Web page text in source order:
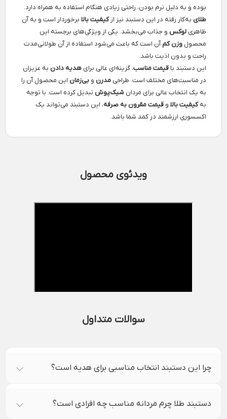
بوده و به دلیل نرم بودن، راحتی زیادی هنگام استفاده به همراه دارد.
طلای به‌کار رفته در این دستبند نیز ازکیفیت بالا برخوردار است و به آن
ظاهری لوکس و جذاب می‌بخشد. یکی از ویژگی‌های برجسته این
محصول وزن کمآن است که باعث می‌شود استفاده از آن طولانی‌مدت
راحت و بدون اذیت باشد.
این دستبند با قیمت مناسب، گزینه‌ای عالی برای هدیه دادن به عزیزان
در مناسبت‌های مختلف است. طراحی مدرن و بی‌زمان این محصول آن را
به یک انتخاب عالی برای مردان شیک‌پوش تبدیل کرده است. با توجه
بهکیفیت بالا و قیمت مقرون به صرفه، این دستبند می‌تواند یک
اکسسوری ارزشمند در کمد شما باشد.
ویدئوی محصول
سوالات متداول
چرا این دستبند انتخاب مناسبی برای هدیه است؟
دستبند طلا چرم مردانه مناسب چه افرادی است؟